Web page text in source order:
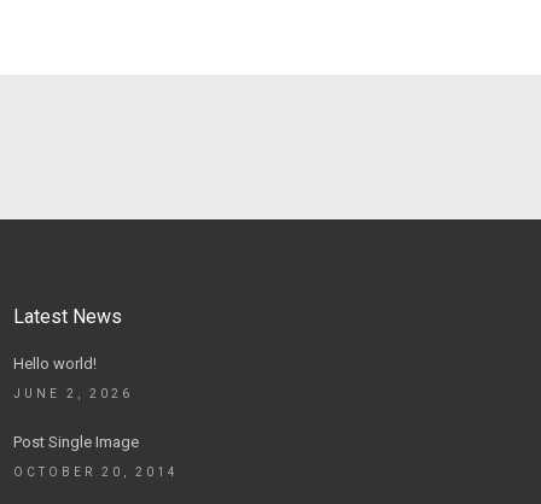
Latest News
Hello world!
JUNE 2, 2026
Post Single Image
OCTOBER 20, 2014